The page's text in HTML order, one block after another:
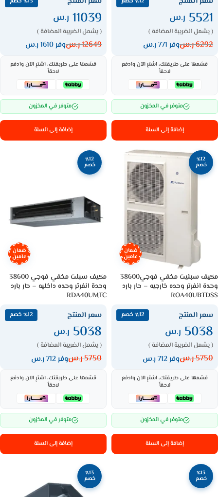
5521 ر.س
( يشمل الضريبة المضافة )
6292ر.سوفر 771 ر.س
قسّمها على طريقتك، اشترِ الآن وادفع
لاحقاً
متوفر في المخزون
إضافة إلى السلة
11039 ر.س
( يشمل الضريبة المضافة )
12649ر.سوفر 1610 ر.س
قسّمها على طريقتك، اشترِ الآن وادفع
لاحقاً
متوفر في المخزون
إضافة إلى السلة
٪12
خصم
ضمان
عامين
مكيف سبليت مخفي فوجي38600
وحدة انفرتر وحده خارجيه – حار بارد
ROA40UBTDSS
سعر المنتج ٪12 خصم
5038 ر.س
( يشمل الضريبة المضافة )
5750ر.سوفر 712 ر.س
قسّمها على طريقتك، اشترِ الآن وادفع
لاحقاً
متوفر في المخزون
إضافة إلى السلة
٪12
خصم
ضمان
عامين
مكيف سبلت مخفي فوجي 38600
وحدة انفرتر وحده داخليه – حار بارد
RDA40UMTC
سعر المنتج ٪12 خصم
5038 ر.س
( يشمل الضريبة المضافة )
5750ر.سوفر 712 ر.س
قسّمها على طريقتك، اشترِ الآن وادفع
لاحقاً
متوفر في المخزون
إضافة إلى السلة
٪13
خصم
٪13
خصم